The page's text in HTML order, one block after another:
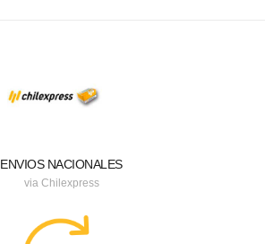
ENVIOS NACIONALES
via Chilexpress